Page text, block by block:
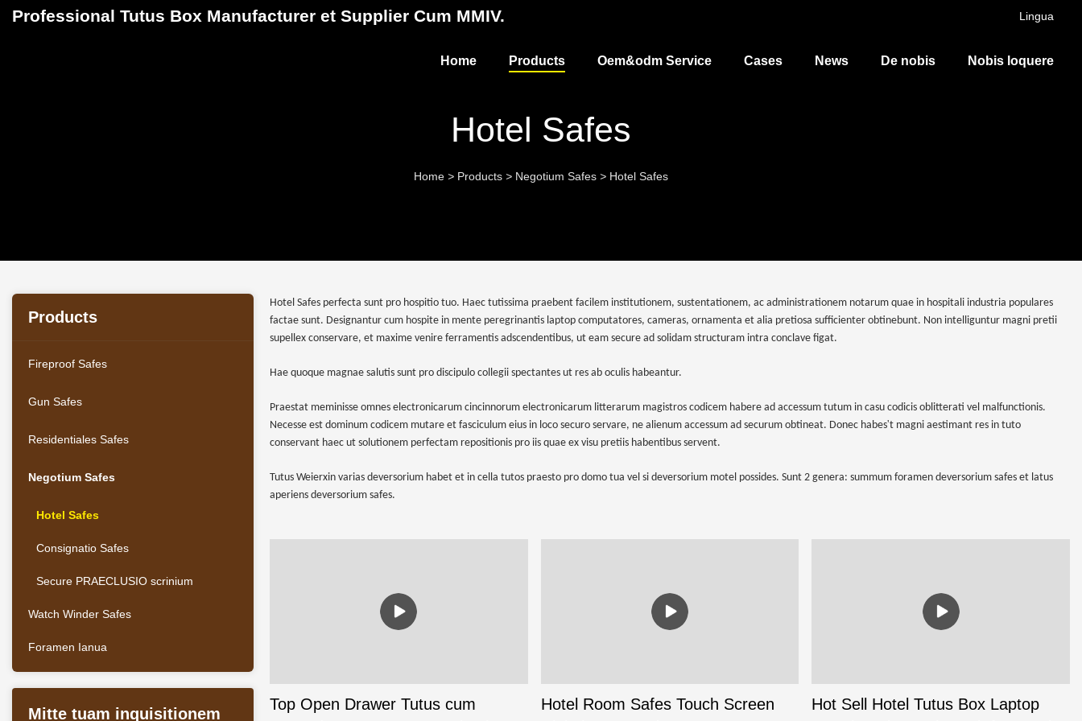
Professional Tutus Box Manufacturer et Supplier Cum MMIV. Lingua
Home Products Oem&odm Service Cases News De nobis Nobis loquere
Hotel Safes
Home > Products > Negotium Safes > Hotel Safes
Products
Fireproof Safes
Gun Safes
Residentiales Safes
Negotium Safes
Hotel Safes
Consignatio Safes
Secure PRAECLUSIO scrinium
Watch Winder Safes
Foramen Ianua
Mitte tuam inquisitionem
Hotel Safes perfecta sunt pro hospitio tuo. Haec tutissima praebent facilem institutionem, sustentationem, ac administrationem notarum quae in hospitali industria populares
factae sunt. Designantur cum hospite in mente peregrinantis laptop computatores, cameras, ornamenta et alia pretiosa sufficienter obtinebunt. Non intelliguntur magni pretii
supellex conservare, et maxime venire ferramentis adscendentibus, ut eam secure ad solidam structuram intra conclave figat.
Hae quoque magnae salutis sunt pro discipulo collegii spectantes ut res ab oculis habeantur.
Praestat meminisse omnes electronicarum cincinnorum electronicarum litterarum magistros codicem habere ad accessum tutum in casu codicis oblitterati vel malfunctionis.
Necesse est dominum codicem mutare et fasciculum eius in loco securo servare, ne alienum accessum ad securum obtineat. Donec habes't magni aestimant res in tuto
conservant haec ut solutionem perfectam repositionis pro iis quae ex visu pretiis habentibus servent.
Tutus Weierxin varias deversorium habet et in cella tutos praesto pro domo tua vel si deversorium motel possides. Sunt 2 genera: summum foramen deversorium safes et latus
aperiens deversorium safes.
Top Open Drawer Tutus cum
Hotel Room Safes Touch Screen
Hot Sell Hotel Tutus Box Laptop